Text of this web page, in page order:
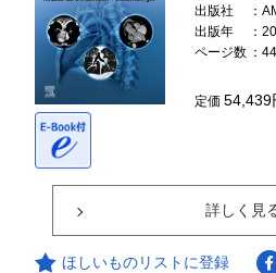
出版社
：
出版年
：
ページ数 ：
定価54,439
詳しく見
ほしいものリストに登録